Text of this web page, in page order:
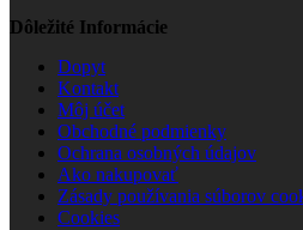
Dôležité Informácie
Dopyt
Kontakt
Môj účet
Obchodné podmienky
Ochrana osobných údajov
Ako nakupovať
Zásady používania súborov
Cookies